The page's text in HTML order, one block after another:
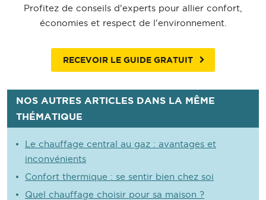
Profitez de conseils d'experts pour allier confort,
économies et respect de l'environnement.
RECEVOIR LE GUIDE GRATUIT
NOS AUTRES ARTICLES DANS LA MÊME
THÉMATIQUE
Le chauffage central au gaz : avantages et
inconvénients
Confort thermique : se sentir bien chez soi
Quel chauffage choisir pour sa maison ?